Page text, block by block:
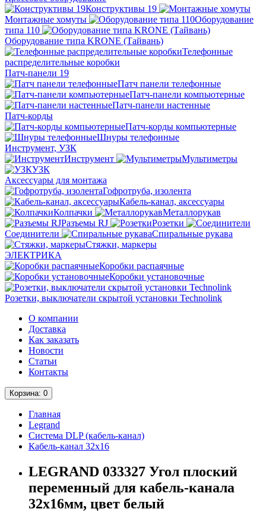
Конструктивы 19
Монтажные хомуты
Оборудование
типа 110
Оборудование типа KRONE (Тайвань)
Телефонные
распределительные коробки
Патч-панели 19
Патч панели телефонные
Патч-панели компьютерные
Патч-панели настенные
Патч-корды
Патч-корды компьютерные
Шнуры телефонные
Инструмент, УЗК
Инструмент
Мультиметры
УЗК
Аксессуары для монтажа
Гофротруба, изолента
Кабель-канал, аксессуары
Колпачки
Металлорукав
Разъемы RJ
Розетки
Соединители
Спиральные рукава
Стяжки, маркеры
ЭЛЕКТРИКА
Коробки распаячные
Коробки установочные
Розетки, выключатели скрытой установки Technolink
О компании
Доставка
Как заказать
Новости
Статьи
Контакты
Корзина: 0
Главная
Legrand
Система DLP (кабель-канал)
Кабель-канал 32х16
LEGRAND 033327 Угол плоский
переменный для кабель-канала
32x16мм, цвет белый